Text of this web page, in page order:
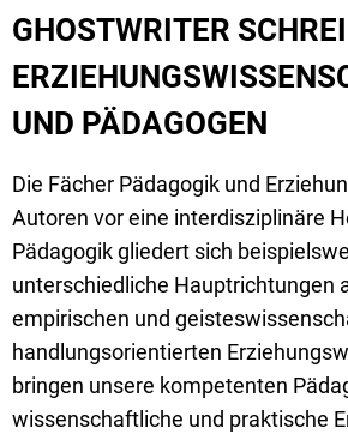
GHOSTWRITER
UND PÄDAGOGEN
Die Fächer Pädagogik und
Autoren vor eine interdisziplinäre
Pädagogik gliedert sich
unterschiedliche Hauptrichtungen
empirischen und
handlungsorientierten
bringen unsere kompetenten
wissenschaftliche und praktische